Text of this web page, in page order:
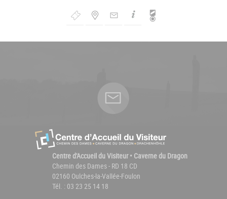
de
Centre d'Accueil du Visiteur • Caverne du Dragon
Chemin des Dames - RD 18 CD
02160 Oulches-la-Vallée-Foulon
Tél. : 03 23 25 14 18